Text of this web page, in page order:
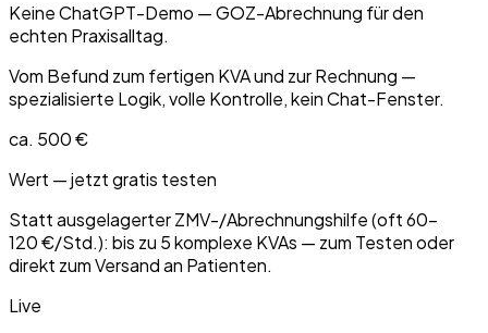
Keine ChatGPT-Demo — GOZ-Abrechnung für den
echten Praxisalltag.
Vom Befund zum fertigen KVA und zur Rechnung —
spezialisierte Logik, volle Kontrolle, kein Chat-Fenster.
ca. 500 €
Wert — jetzt gratis testen
Statt ausgelagerter ZMV-/Abrechnungshilfe (oft 60–
120 €/Std.): bis zu 5 komplexe KVAs — zum Testen oder
direkt zum Versand an Patienten.
Live